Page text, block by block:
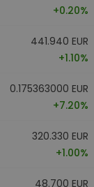
+0.20%
441.940 EUR
+1.10%
0.175363000 EUR
+7.20%
320.330 EUR
+1.00%
48.700 EUR